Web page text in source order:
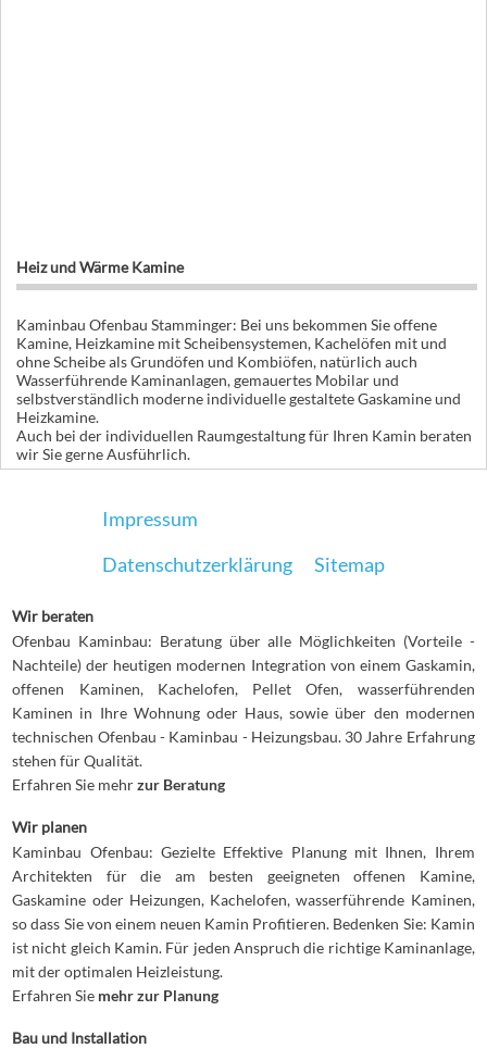
Heiz und Wärme Kamine
Kaminbau Ofenbau Stamminger: Bei uns bekommen Sie offene
Kamine, Heizkamine mit Scheibensystemen, Kachelöfen mit und
ohne Scheibe als Grundöfen und Kombiöfen, natürlich auch
Wasserführende Kaminanlagen, gemauertes Mobilar und
selbstverständlich moderne individuelle gestaltete Gaskamine und
Heizkamine.
Auch bei der individuellen Raumgestaltung für Ihren Kamin beraten
wir Sie gerne Ausführlich.
Impressum
Datenschutzerklärung
Sitemap
Wir beraten
Ofenbau Kaminbau: Beratung über alle Möglichkeiten (Vorteile -
Nachteile) der heutigen modernen Integration von einem Gaskamin,
offenen Kaminen, Kachelofen, Pellet Ofen, wasserführenden
Kaminen in Ihre Wohnung oder Haus, sowie über den modernen
technischen Ofenbau - Kaminbau - Heizungsbau. 30 Jahre Erfahrung
stehen für Qualität.
Erfahren Sie mehrzur Beratung
Wir planen
Kaminbau Ofenbau: Gezielte Effektive Planung mit Ihnen, Ihrem
Architekten für die am besten geeigneten offenen Kamine,
Gaskamine oder Heizungen, Kachelofen, wasserführende Kaminen,
so dass Sie von einem neuen Kamin Profitieren. Bedenken Sie: Kamin
ist nicht gleich Kamin. Für jeden Anspruch die richtige Kaminanlage,
mit der optimalen Heizleistung.
Erfahren Sie mehr zur Planung
Bau und Installation